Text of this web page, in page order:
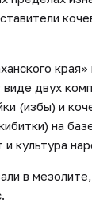
двух
(избы) и
на
культура
в